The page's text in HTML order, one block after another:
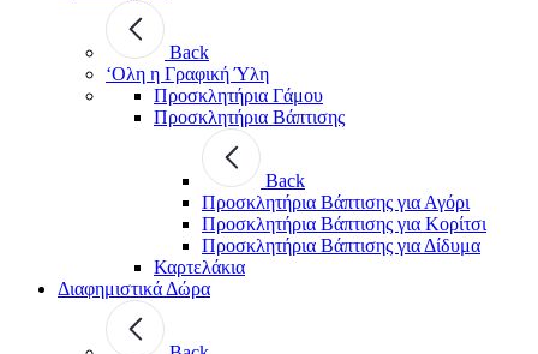
Back
‘Ολη η Γραφική Ύλη
Προσκλητήρια Γάμου
Προσκλητήρια Βάπτισης
Back
Προσκλητήρια Βάπτισης για Αγόρι
Προσκλητήρια Βάπτισης για Κορίτσι
Προσκλητήρια Βάπτισης για Δίδυμα
Καρτελάκια
Διαφημιστικά Δώρα